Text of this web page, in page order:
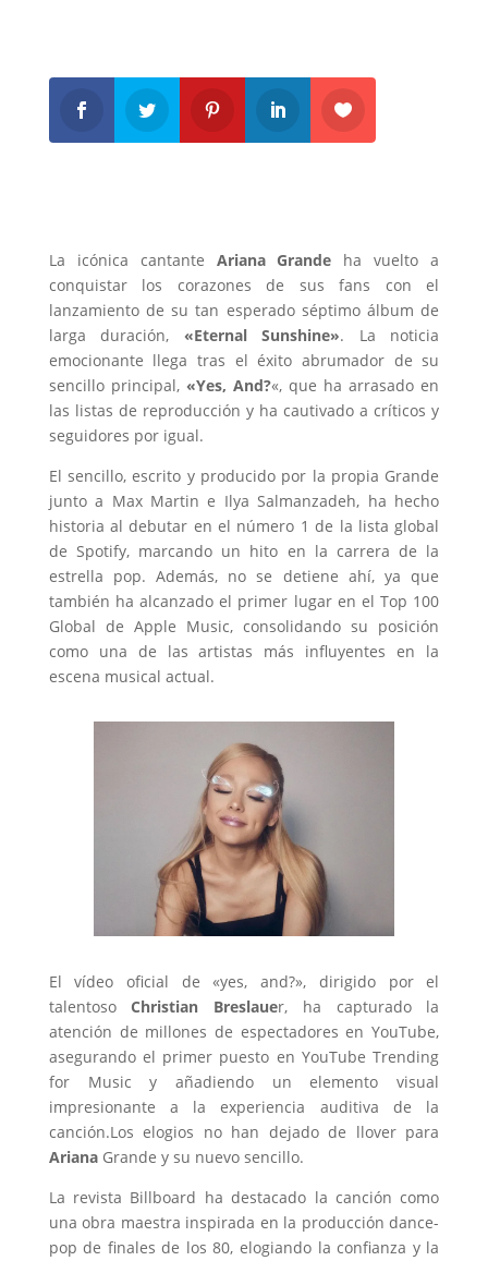
La icónica cantante Ariana Grande ha vuelto a
conquistar los corazones de sus fans con el
lanzamiento de su tan esperado séptimo álbum de
larga duración, «Eternal Sunshine». La noticia
emocionante llega tras el éxito abrumador de su
sencillo principal, «Yes, And?«, que ha arrasado en
las listas de reproducción y ha cautivado a críticos y
seguidores por igual.
El sencillo, escrito y producido por la propia Grande
junto a Max Martin e Ilya Salmanzadeh, ha hecho
historia al debutar en el número 1 de la lista global
de Spotify, marcando un hito en la carrera de la
estrella pop. Además, no se detiene ahí, ya que
también ha alcanzado el primer lugar en el Top 100
Global de Apple Music, consolidando su posición
como una de las artistas más influyentes en la
escena musical actual.
El vídeo oficial de «yes, and?», dirigido por el
talentosoChristian Breslauer, ha capturado la
atención de millones de espectadores en YouTube,
asegurando el primer puesto en YouTube Trending
for Music y añadiendo un elemento visual
impresionante a la experiencia auditiva de la
canción.Los elogios no han dejado de llover para
ArianaGrande y su nuevo sencillo.
La revista Billboard ha destacado la canción como
una obra maestra inspirada en la producción dance-
pop de finales de los 80, elogiando la confianza y la